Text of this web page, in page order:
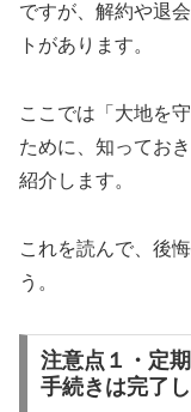
ですが、解約や退
トがあります。
ここでは「大地を
ために、知ってお
紹介します。
これを読んで、後
う。
注意点１・定
手続きは完了